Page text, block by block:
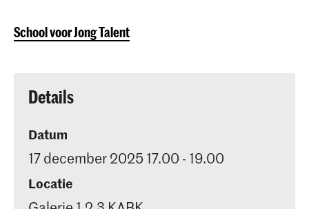
School voor Jong Talent
Details
Datum
17 december 2025 17.00 - 19.00
Locatie